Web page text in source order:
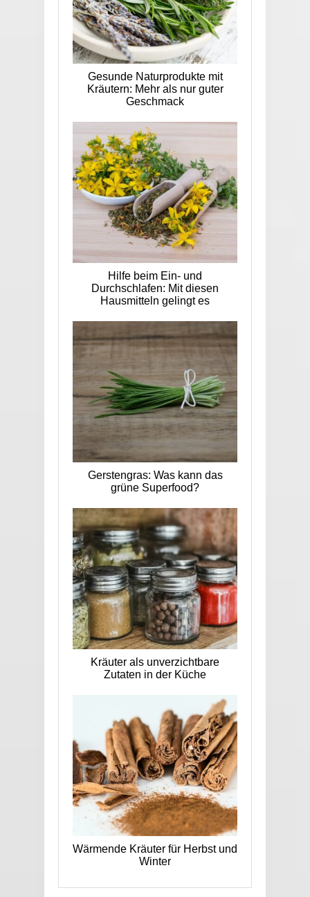
Gesunde Naturprodukte mit
Kräutern: Mehr als nur guter
Geschmack
Hilfe beim Ein- und
Durchschlafen: Mit diesen
Hausmitteln gelingt es
Gerstengras: Was kann das
grüne Superfood?
Kräuter als unverzichtbare
Zutaten in der Küche
Wärmende Kräuter für Herbst und
Winter